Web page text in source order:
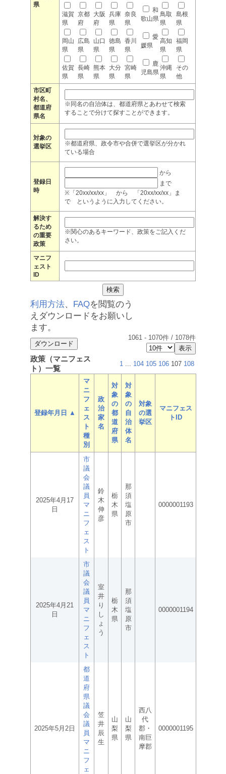
県
滋賀
県
京都
府
大阪
府
兵庫
県
奈良
県
和
歌山県
鳥取
県
島根
県
岡山
県
広島
県
山口
県
徳島
県
香川
県
愛
媛県
高知
県
福岡
県
佐賀
県
長崎
県
熊本
県
大分
県
宮崎
県
鹿
児島県
沖縄
県
その
他
市区町
村名、
都道府
県名
※同名の自治体は、都道府県とあわせて検索
することで分けて探すことができます。
対象の
選挙区
※都道府県、政令市や合併で選挙区が分かれ
ている場合
登録日
時
から
まで
※「20xx/xx/xx」 から 「20xx/xx/xx」ま
で というように入力してください。
解決す
るため
の重要
政策
※関心のあるキーワード、政策をご記入くだ
さい。
マニフ
ェスト
ID
利用方法、 FAQを閲覧のう
えダウンロードをお願いし
ます。
1061 - 1070件 / 1078件
政策（マニフェス
ト）一覧
1 ... 104 105 106 107 108
登録年月日 ▲
マ
ニ
フ
ェ
ス
ト
種
別
政
治
家
名
対
象
の
都
道
府
県
対
象
の
自
治
体
名
対象
の選
挙区
マニフェス
トID
2025年4月17
日
市
議
会
議
員
マ
ニ
フ
ェ
ス
ト
鈴
木
伸
彦
栃
木
県
那
須
塩
原
市
0000001193
2025年4月21
日
市
議
会
議
員
マ
ニ
フ
ェ
ス
ト
室
井
り
し
ょ
う
栃
木
県
那
須
塩
原
市
0000001194
2025年5月2日
都
道
府
県
議
会
議
員
マ
ニ
フ
ェ
笠
井
辰
生
山
梨
県
山
梨
県
西八
代
郡・
南巨
摩郡
0000001195